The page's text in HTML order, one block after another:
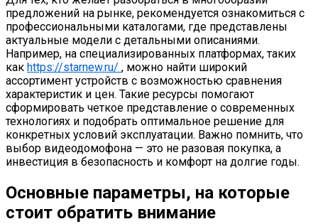
предложений на рынке, рекомендуется ознакомиться с
профессиональными каталогами, где представлены
актуальные модели с детальными описаниями.
Например, на специализированных платформах, таких
как https://starnew.ru/ , можно найти широкий
ассортимент устройств с возможностью сравнения
характеристик и цен. Такие ресурсы помогают
сформировать четкое представление о современных
технологиях и подобрать оптимальное решение для
конкретных условий эксплуатации. Важно помнить, что
выбор видеодомофона — это не разовая покупка, а
инвестиция в безопасность и комфорт на долгие годы.
Основные параметры, на которые
стоит обратить внимание